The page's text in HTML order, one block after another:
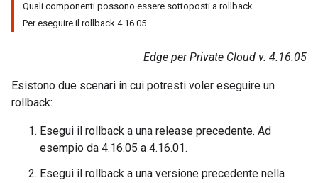
Quali componenti possono essere sottoposti a rollback
Per eseguire il rollback 4.16.05
Edge per Private Cloud v. 4.16.05
Esistono due scenari in cui potresti voler eseguire un
rollback:
Esegui il rollback a una release precedente. Ad
esempio da 4.16.05 a 4.16.01.
Esegui il rollback a una versione precedente nella